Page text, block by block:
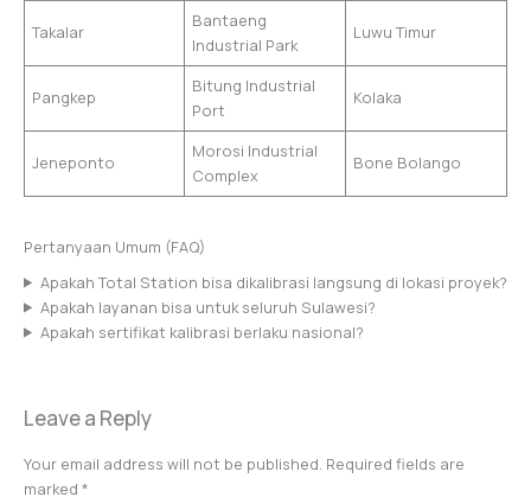
Takalar
Bantaeng
Industrial Park
Luwu Timur
Pangkep
Bitung Industrial
Port
Kolaka
Jeneponto
Morosi Industrial
Complex
Bone Bolango
Pertanyaan Umum (FAQ)
Apakah Total Station bisa dikalibrasi langsung di lokasi proyek?
Apakah layanan bisa untuk seluruh Sulawesi?
Apakah sertifikat kalibrasi berlaku nasional?
Leave a Reply
Your email address will not be published. Required fields are
marked *